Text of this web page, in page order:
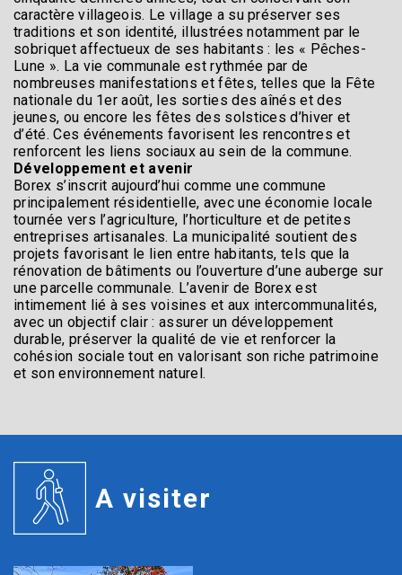
caractère villageois. Le village a su préserver ses
traditions et son identité, illustrées notamment par le
sobriquet affectueux de ses habitants : les « Pêches-
Lune ». La vie communale est rythmée par de
nombreuses manifestations et fêtes, telles que la Fête
nationale du 1er août, les sorties des aînés et des
jeunes, ou encore les fêtes des solstices d’hiver et
d’été. Ces événements favorisent les rencontres et
renforcent les liens sociaux au sein de la commune.
Développement et avenir
Borex s’inscrit aujourd’hui comme une commune
principalement résidentielle, avec une économie locale
tournée vers l’agriculture, l’horticulture et de petites
entreprises artisanales. La municipalité soutient des
projets favorisant le lien entre habitants, tels que la
rénovation de bâtiments ou l’ouverture d’une auberge sur
une parcelle communale. L’avenir de Borex est
intimement lié à ses voisines et aux intercommunalités,
avec un objectif clair : assurer un développement
durable, préserver la qualité de vie et renforcer la
cohésion sociale tout en valorisant son riche patrimoine
et son environnement naturel.
A visiter